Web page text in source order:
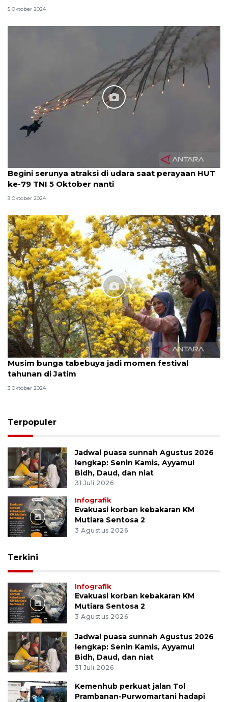
5 Oktober 2024
Begini serunya atraksi di udara saat perayaan HUT
ke-79 TNI 5 Oktober nanti
3 Oktober 2024
Musim bunga tabebuya jadi momen festival
tahunan di Jatim
3 Oktober 2024
Terpopuler
Jadwal puasa sunnah Agustus 2026
lengkap: Senin Kamis, Ayyamul
Bidh, Daud, dan niat
31 Juli 2026
Infografik
Evakuasi korban kebakaran KM
Mutiara Sentosa 2
3 Agustus 2026
Terkini
Infografik
Evakuasi korban kebakaran KM
Mutiara Sentosa 2
3 Agustus 2026
Jadwal puasa sunnah Agustus 2026
lengkap: Senin Kamis, Ayyamul
Bidh, Daud, dan niat
31 Juli 2026
Kemenhub perkuat jalan Tol
Prambanan-Purwomartani hadapi